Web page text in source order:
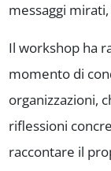
messaggi
Il workshop ha
momento di
organizzazioni,
riflessioni
raccontare il